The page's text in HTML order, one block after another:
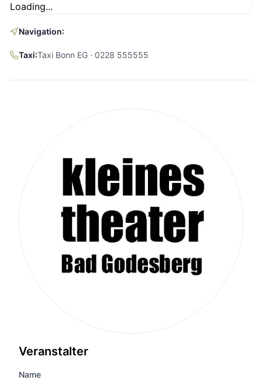
Loading...
Navigation:
Taxi:Taxi Bonn EG · 0228 555555
Veranstalter
Name